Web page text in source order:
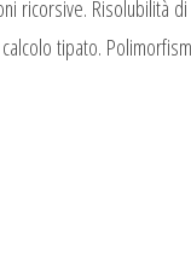
ricorsive. Risolubilità
tipato.